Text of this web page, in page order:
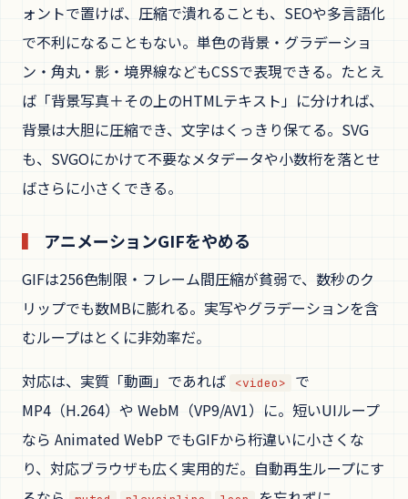
ォントで置けば、圧縮で潰れることも、SEOや多言語化
で不利になることもない。単色の背景・グラデーショ
ン・角丸・影・境界線などもCSSで表現できる。たとえ
ば「背景写真＋その上のHTMLテキスト」に分ければ、
背景は大胆に圧縮でき、文字はくっきり保てる。SVG
も、SVGOにかけて不要なメタデータや小数桁を落とせ
ばさらに小さくできる。
アニメーションGIFをやめる
GIFは256色制限・フレーム間圧縮が貧弱で、数秒のク
リップでも数MBに膨れる。実写やグラデーションを含
むループはとくに非効率だ。
対応は、実質「動画」であれば
<video>
で
MP4（H.264）や WebM（VP9/AV1）に。短いUIループ
なら Animated WebP でもGIFから桁違いに小さくな
り、対応ブラウザも広く実用的だ。自動再生ループにす